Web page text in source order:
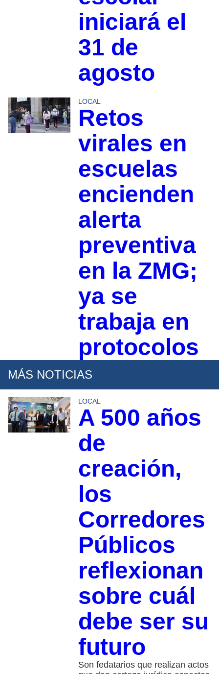
iniciará el
31 de
agosto
LOCAL
Retos
virales en
escuelas
encienden
alerta
preventiva
en la ZMG;
ya se
trabaja en
protocolos
MÁS NOTICIAS
LOCAL
A 500 años
de
creación,
los
Corredores
Públicos
reflexionan
sobre cuál
debe ser su
futuro
Son fedatarios que realizan actos